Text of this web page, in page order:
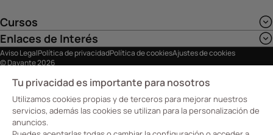
Cursos
Enlaces de Interés
Aviso LegalPolítica de privacidadPolítica de cookiesAjustes de cookies
© Davante 2026
Tu privacidad es importante para nosotros
Utilizamos cookies propias y de terceros para mejorar nuestros
servicios, además las cookies se utilizan para la personalización de
anuncios.